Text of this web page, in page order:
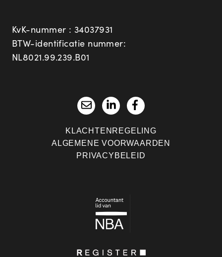
KvK-nummer : 34037931
BTW-identificatie nummer:
NL8021.99.239.B01
KLACHTENREGELING
ALGEMENE VOORWAARDEN
PRIVACYBELEID